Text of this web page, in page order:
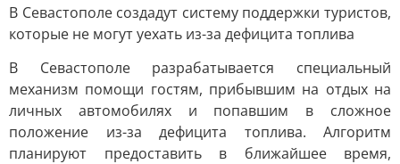
В Севастополе создадут систему поддержки туристов,
которые не могут уехать из-за дефицита топлива
В Севастополе разрабатывается специальный
механизм помощи гостям, прибывшим на отдых на
личных автомобилях и попавшим в сложное
положение из-за дефицита топлива. Алгоритм
планируют предоставить в ближайшее время,